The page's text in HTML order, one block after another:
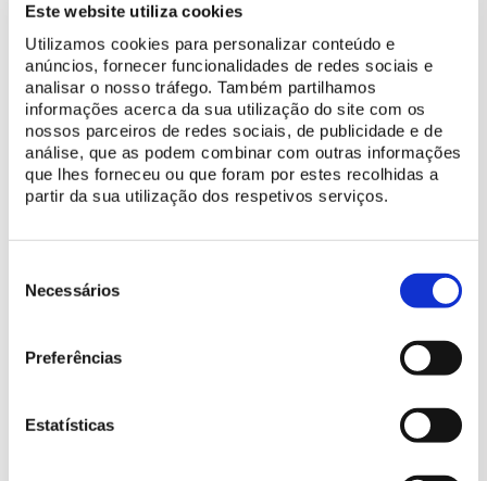
Este website utiliza cookies
Utilizamos cookies para personalizar conteúdo e
anúncios, fornecer funcionalidades de redes sociais e
analisar o nosso tráfego. Também partilhamos
informações acerca da sua utilização do site com os
nossos parceiros de redes sociais, de publicidade e de
análise, que as podem combinar com outras informações
que lhes forneceu ou que foram por estes recolhidas a
partir da sua utilização dos respetivos serviços.
Necessários
Preferências
Estatísticas